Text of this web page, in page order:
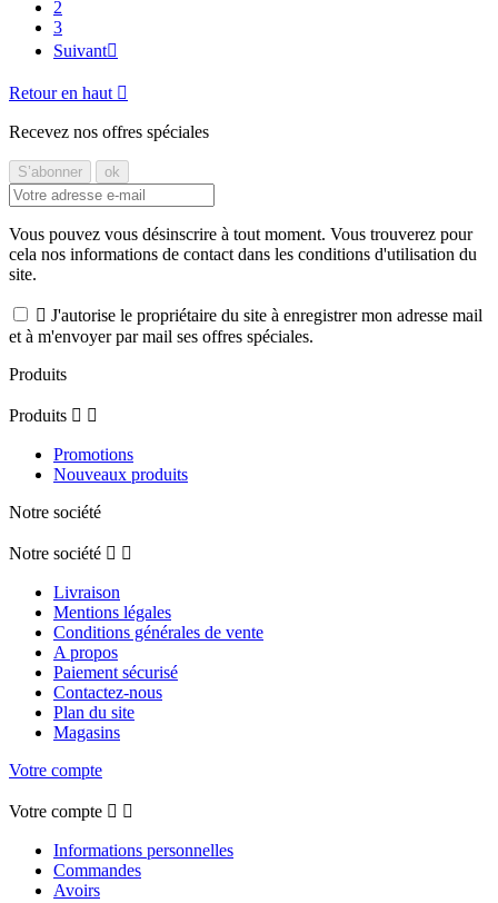
2
3
Suivant
Retour en haut 
Recevez nos offres spéciales
Vous pouvez vous désinscrire à tout moment. Vous trouverez pour
cela nos informations de contact dans les conditions d'utilisation du
site.
 J'autorise le propriétaire du site à enregistrer mon adresse mail
et à m'envoyer par mail ses offres spéciales.
Produits
Produits  
Promotions
Nouveaux produits
Notre société
Notre société  
Livraison
Mentions légales
Conditions générales de vente
A propos
Paiement sécurisé
Contactez-nous
Plan du site
Magasins
Votre compte
Votre compte  
Informations personnelles
Commandes
Avoirs